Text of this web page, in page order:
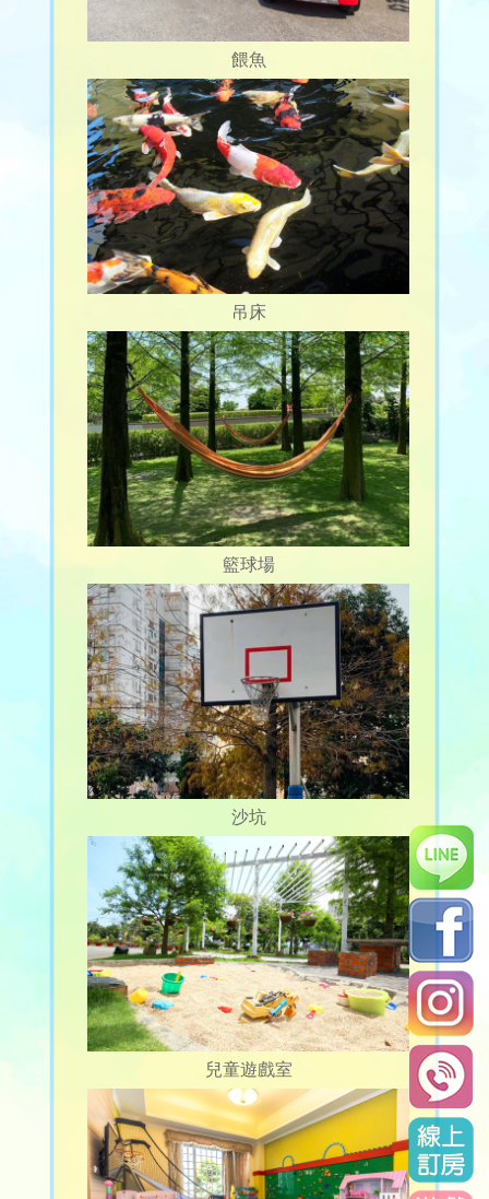
餵魚
吊床
籃球場
沙坑
兒童遊戲室